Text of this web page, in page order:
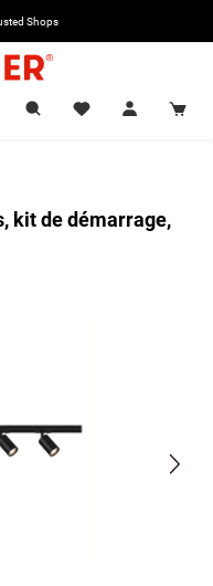
Shops
kit de démarrage,